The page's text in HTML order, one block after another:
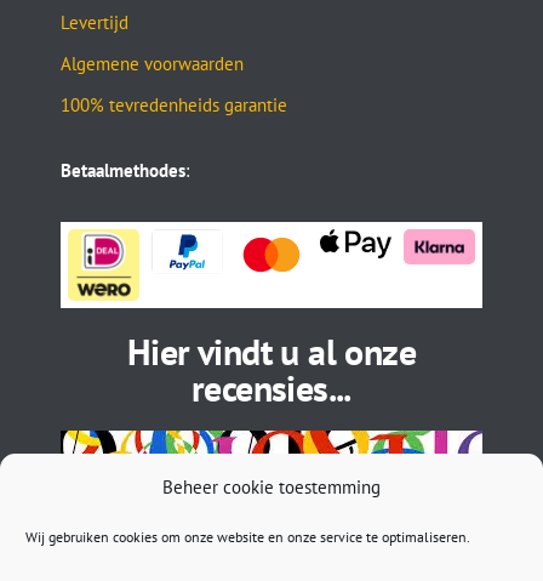
Beheer cookie toestemming
Wij gebruiken cookies om onze website en onze service te optimaliseren.
Levertijd
Algemene voorwaarden
100% tevredenheids garantie
Betaalmethodes:
Hier vindt u al onze
recensies...